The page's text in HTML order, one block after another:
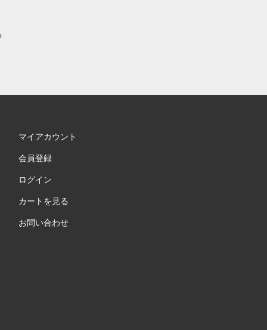
マイアカウント
会員登録
ログイン
カートを見る
お問い合わせ